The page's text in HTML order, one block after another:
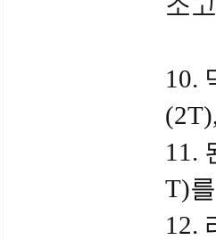
10.
11.
T)
12.